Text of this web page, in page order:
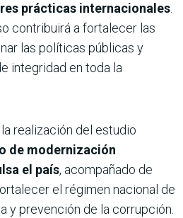
prácticas internacionales.
contribuirá a fortalecer las
las políticas públicas y
integridad en toda la
realización del estudio
de modernización
el país, acompañado de
el régimen nacional de
y prevención de la corrupción.